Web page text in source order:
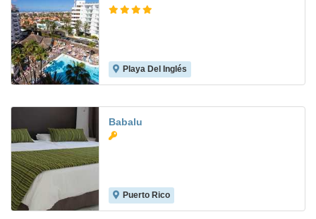
Playa Del Inglés
Babalu
Puerto Rico